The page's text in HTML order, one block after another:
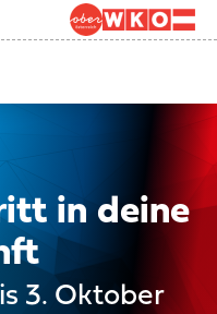
in deine
3. Oktober